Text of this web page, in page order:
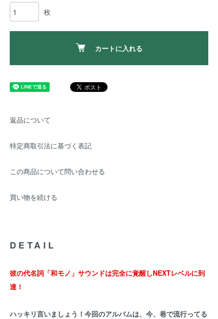
枚
カートに入れる
返品について
特定商取引法に基づく表記
この商品について問い合わせる
買い物を続ける
DETAIL
彼の代名詞「和モノ」サウンドは完全に覚醒しNEXTレベルに到
達！
ハッキリ言いましょう！今回のアルバムは、今、巷で流行ってる